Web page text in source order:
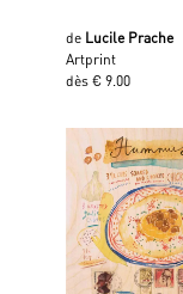
de Lucile Prache
Artprint
dès € 9.00